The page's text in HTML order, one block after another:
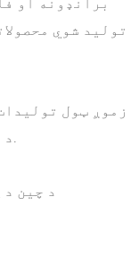
تولید شوي
زموږ ټول
د چین د